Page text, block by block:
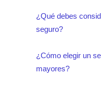
¿Qué debes
seguro?
¿Cómo elegir un
mayores?